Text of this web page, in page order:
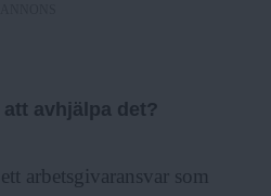
avhjälpa det?
arbetsgivaransvar som